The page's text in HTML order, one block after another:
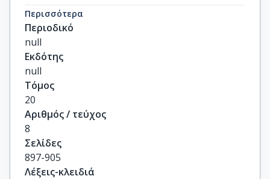
Papafaklis, M.I.
Berti, V.
Sciagrà, R.
Scholte, A.J.H.A.
Michalis, L.K.
Gaemperli, O.
Kaufmann, P.A.
Pelosi, G.
Parodi, O.
Knuuti, J.
Fotiadis, D.I.
Neglia, D.
Περισσότερα
Περιοδικό
null
Εκδότης
null
Τόμος
20
Αριθμός / τεύχος
8
Σελίδες
897-905
Λέξεις-κλειδιά